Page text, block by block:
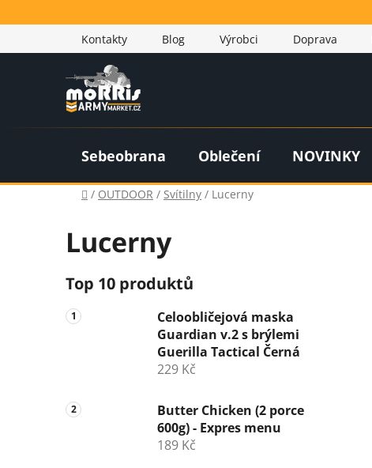
na
Kontakty
Blog Výrobci Doprava
Sebeobrana Oblečení NOVINKY
Domů
/ OUTDOOR / Svítilny / Lucerny
Lucerny
P
o
s
n
Top 10 produktů
Celoobličejová maska
Guardian v.2 s brýlemi
Guerilla Tactical Černá
229 Kč
Butter Chicken (2 porce
600g) - Expres menu
189 Kč